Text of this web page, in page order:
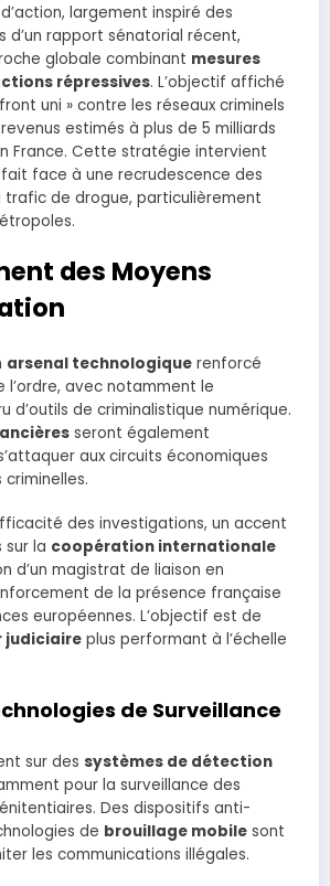
largement inspiré des
d’un rapport sénatorial récent,
globale combinant mesures
répressives. L’objectif affiché
uni » contre les réseaux criminels
estimés à plus de 5 milliards
France. Cette stratégie intervient
face à une recrudescence des
trafic de drogue, particulièrement
des Moyens
arsenal technologique renforcé
l’ordre, avec notamment le
d’outils de criminalistique numérique.
seront également
aux circuits économiques
des investigations, un accent
sur la coopération internationale
d’un magistrat de liaison en
de la présence française
européennes. L’objectif est de
judiciaire plus performant à l’échelle
de Surveillance
sur des systèmes de détection
pour la surveillance des
Des dispositifs anti-
de brouillage mobile sont
les communications illégales.